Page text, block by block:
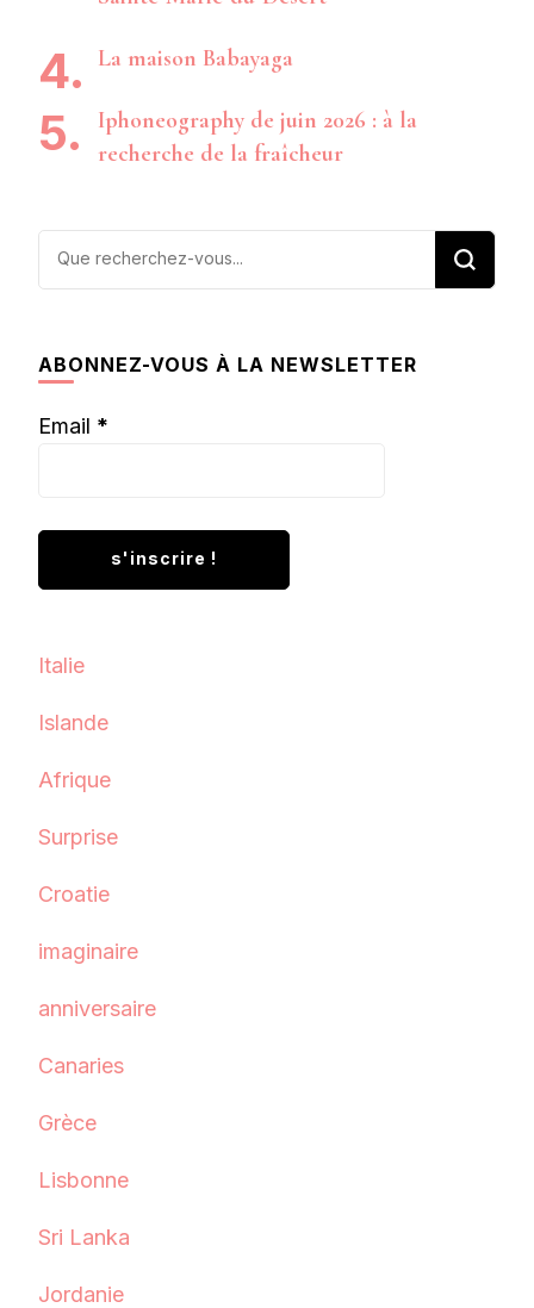
La maison Babayaga
Iphoneography de juin 2026 : à la
recherche de la fraîcheur
Vous
ABONNEZ-VOUS À LA NEWSLETTER
Email *
Italie
Islande
Afrique
Surprise
Croatie
imaginaire
anniversaire
Canaries
Grèce
Lisbonne
Sri Lanka
Jordanie